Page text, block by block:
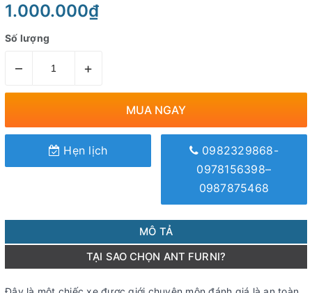
1.000.000₫
Số lượng
– +
MUA NGAY
Hẹn lịch
0982329868-
0978156398–
0987875468
MÔ TẢ
TẠI SAO CHỌN ANT FURNI?